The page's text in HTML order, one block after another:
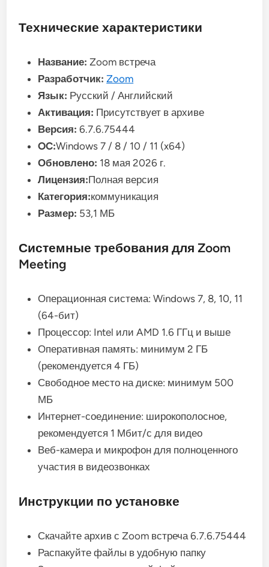
Технические характеристики
Название: Zoom встреча
Разработчик: Zoom
Язык: Русский / Английский
Активация: Присутствует в архиве
Версия: 6.7.6.75444
OC:Windows 7 / 8 / 10 / 11 (x64)
Обновлено: 18 мая 2026 г.
Лицензия:Полная версия
Категория:коммуникация
Размер: 53,1 МБ
Системные требования для Zoom
Meeting
Операционная система: Windows 7, 8, 10, 11
(64-бит)
Процессор: Intel или AMD 1.6 ГГц и выше
Оперативная память: минимум 2 ГБ
(рекомендуется 4 ГБ)
Свободное место на диске: минимум 500
МБ
Интернет-соединение: широкополосное,
рекомендуется 1 Мбит/с для видео
Веб-камера и микрофон для полноценного
участия в видеозвонках
Инструкции по установке
Скачайте архив с Zoom встреча 6.7.6.75444
Распакуйте файлы в удобную папку